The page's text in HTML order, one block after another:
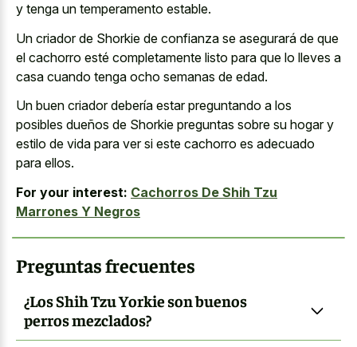
y tenga un temperamento estable.
Un criador de Shorkie de confianza se asegurará de que
el cachorro esté completamente listo para que lo lleves a
casa cuando tenga ocho semanas de edad.
Un buen criador debería estar preguntando a los
posibles dueños de Shorkie preguntas sobre su hogar y
estilo de vida para ver si este cachorro es adecuado
para ellos.
For your interest: Cachorros De Shih Tzu
Marrones Y Negros
Preguntas frecuentes
¿Los Shih Tzu Yorkie son buenos
perros mezclados?